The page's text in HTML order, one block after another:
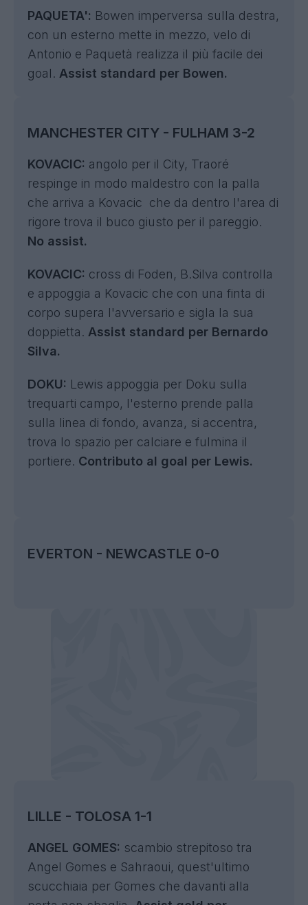
PAQUETA': Bowen imperversa sulla destra,
con un esterno mette in mezzo, velo di
Antonio e Paquetà realizza il più facile dei
goal. Assist standard per Bowen.
MANCHESTER CITY - FULHAM 3-2
KOVACIC: angolo per il City, Traoré
respinge in modo maldestro con la palla
che arriva a Kovacic che da dentro l'area di
rigore trova il buco giusto per il pareggio.
No assist.
KOVACIC: cross di Foden, B.Silva controlla
e appoggia a Kovacic che con una finta di
corpo supera l'avversario e sigla la sua
doppietta. Assist standard per Bernardo
Silva.
DOKU: Lewis appoggia per Doku sulla
trequarti campo, l'esterno prende palla
sulla linea di fondo, avanza, si accentra,
trova lo spazio per calciare e fulmina il
portiere. Contributo al goal per Lewis.
EVERTON - NEWCASTLE 0-0
LILLE - TOLOSA 1-1
ANGEL GOMES: scambio strepitoso tra
Angel Gomes e Sahraoui, quest'ultimo
scucchiaia per Gomes che davanti alla